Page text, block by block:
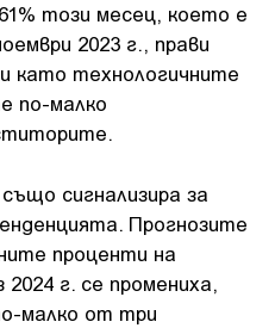
този месец, което е
2023 г., прави
като технологичните
по-малко
сигнализира за
Прогнозите
проценти на
г. се промениха,
малко от три